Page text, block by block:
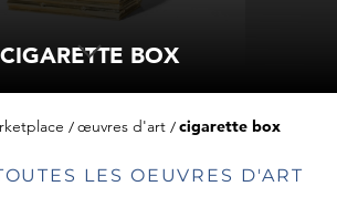
CIGARETTE BOX
œuvres d'art cigarette box
LES OEUVRES D'ART